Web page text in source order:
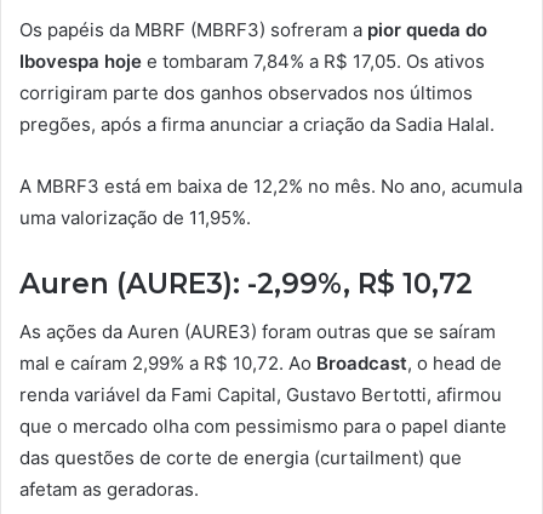
Os papéis da MBRF (MBRF3) sofreram a pior queda do
Ibovespa hoje e tombaram 7,84% a R$ 17,05. Os ativos
corrigiram parte dos ganhos observados nos últimos
pregões, após a firma anunciar a criação da Sadia Halal.
A MBRF3 está em baixa de 12,2% no mês. No ano, acumula
uma valorização de 11,95%.
Auren (AURE3): -2,99%, R$ 10,72
As ações da Auren (AURE3) foram outras que se saíram
mal e caíram 2,99% a R$ 10,72. Ao Broadcast, o head de
renda variável da Fami Capital, Gustavo Bertotti, afirmou
que o mercado olha com pessimismo para o papel diante
das questões de corte de energia (curtailment) que
afetam as geradoras.